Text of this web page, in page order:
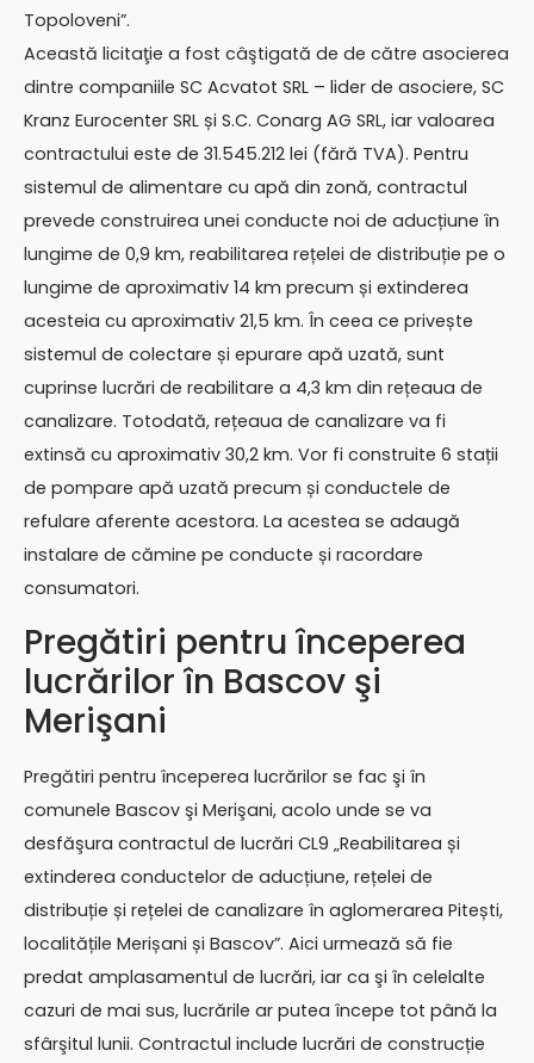
Topoloveni”.
Această licitaţie a fost câştigată de de către asocierea
dintre companiile SC Acvatot SRL – lider de asociere, SC
Kranz Eurocenter SRL și S.C. Conarg AG SRL, iar valoarea
contractului este de 31.545.212 lei (fără TVA). Pentru
sistemul de alimentare cu apă din zonă, contractul
prevede construirea unei conducte noi de aducțiune în
lungime de 0,9 km, reabilitarea rețelei de distribuție pe o
lungime de aproximativ 14 km precum și extinderea
acesteia cu aproximativ 21,5 km. În ceea ce privește
sistemul de colectare și epurare apă uzată, sunt
cuprinse lucrări de reabilitare a 4,3 km din rețeaua de
canalizare. Totodată, rețeaua de canalizare va fi
extinsă cu aproximativ 30,2 km. Vor fi construite 6 stații
de pompare apă uzată precum și conductele de
refulare aferente acestora. La acestea se adaugă
instalare de cămine pe conducte și racordare
consumatori.
Pregătiri pentru începerea
lucrărilor în Bascov şi
Merişani
Pregătiri pentru începerea lucrărilor se fac şi în
comunele Bascov şi Merişani, acolo unde se va
desfăşura contractul de lucrări CL9 „Reabilitarea și
extinderea conductelor de aducțiune, rețelei de
distribuție și rețelei de canalizare în aglomerarea Pitești,
localitățile Merișani și Bascov”. Aici urmează să fie
predat amplasamentul de lucrări, iar ca şi în celelalte
cazuri de mai sus, lucrările ar putea începe tot până la
sfârşitul lunii. Contractul include lucrări de construcție